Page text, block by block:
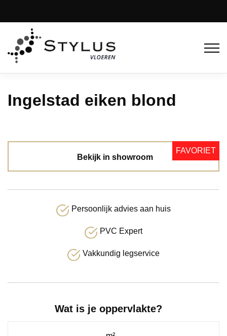
Ingelstad eiken blond
FAVORIET
Bekijk in showroom
Persoonlijk advies aan huis
PVC Expert
Vakkundig legservice
Wat is je oppervlakte?